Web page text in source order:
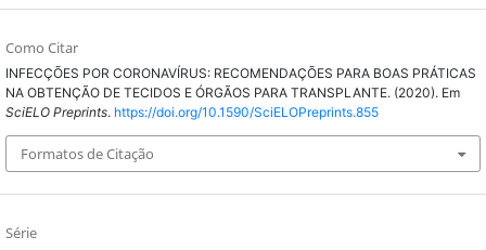
Como Citar
INFECÇÕES POR CORONAVÍRUS: RECOMENDAÇÕES PARA BOAS PRÁTICAS
NA OBTENÇÃO DE TECIDOS E ÓRGÃOS PARA TRANSPLANTE. (2020). Em
SciELO Preprints. https://doi.org/10.1590/SciELOPreprints.855
Formatos de Citação
Série